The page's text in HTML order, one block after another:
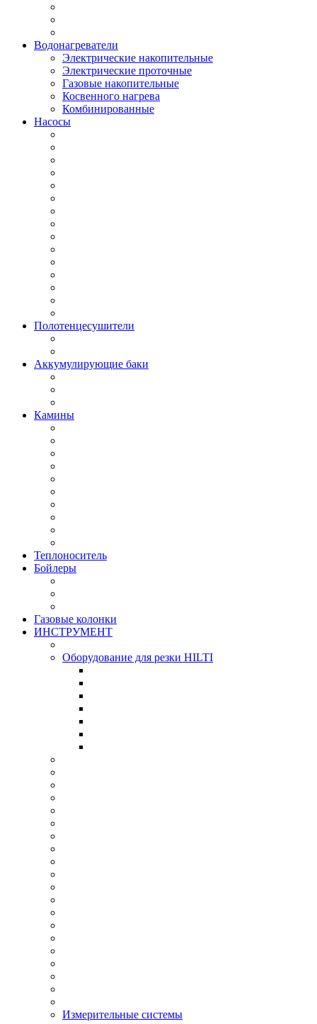
Водонагреватели
Электрические накопительные
Электрические проточные
Газовые накопительные
Косвенного нагрева
Комбинированные
Насосы
Полотенцесушители
Аккумулирующие баки
Камины
Теплоноситель
Бойлеры
Газовые колонки
ИНСТРУМЕНТ
Оборудование для резки HILTI
Измерительные системы